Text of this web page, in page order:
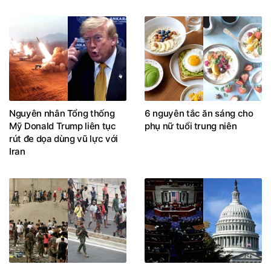
Nguyên nhân Tổng thống
Mỹ Donald Trump liên tục
rút đe dọa dùng vũ lực với
Iran
6 nguyên tắc ăn sáng cho
phụ nữ tuổi trung niên